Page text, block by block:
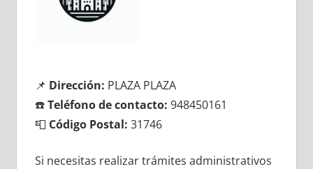
📌 Dirección: PLAZA PLAZA
☎️Teléfono dе contacto: 948450161
📮 Código Postal: 31746
Si necesitas realizar trámites administrativos